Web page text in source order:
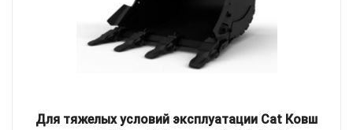
Для тяжелых условий эксплуатации Cat Ковш